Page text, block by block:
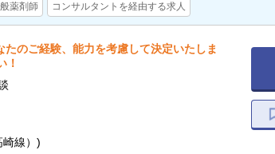
薬剤師 コンサルタントを経由する求人
のご経験、能力を考慮して決定いたしま
！
線）)